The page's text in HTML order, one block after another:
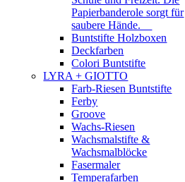
Papierbanderole sorgt für
saubere Hände.
Buntstifte Holzboxen
Deckfarben
Colori Buntstifte
LYRA + GIOTTO
Farb-Riesen Buntstifte
Ferby
Groove
Wachs-Riesen
Wachsmalstifte &
Wachsmalblöcke
Fasermaler
Temperafarben